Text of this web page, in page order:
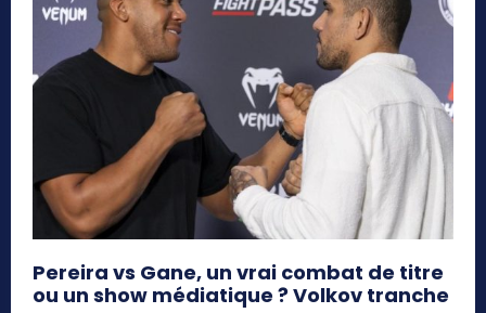
Pereira vs Gane, un vrai combat de titre
ou un show médiatique ? Volkov tranche